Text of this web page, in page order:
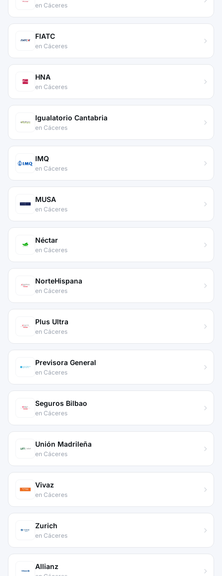
en Cáceres
FIATC
en Cáceres
HNA
en Cáceres
Igualatorio Cantabria
en Cáceres
IMQ
en Cáceres
MUSA
en Cáceres
Néctar
en Cáceres
NorteHispana
en Cáceres
Plus Ultra
en Cáceres
Previsora General
en Cáceres
Seguros Bilbao
en Cáceres
Unión Madrileña
en Cáceres
Vivaz
en Cáceres
Zurich
en Cáceres
Allianz